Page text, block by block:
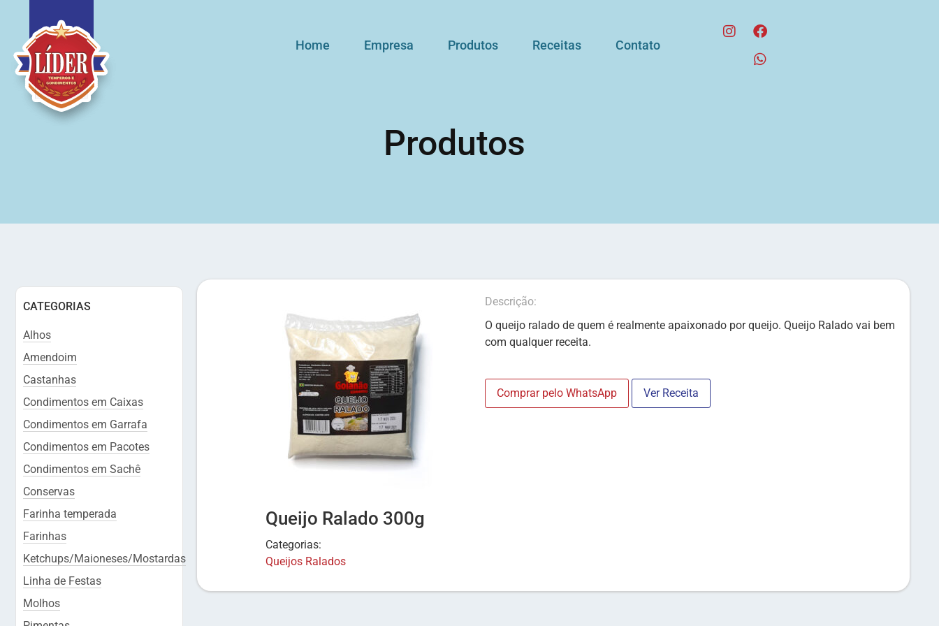
Home Empresa Produtos Receitas Contato
Produtos
CATEGORIAS
Alhos
Amendoim
Castanhas
Condimentos em Caixas
Condimentos em Garrafa
Condimentos em Pacotes
Condimentos em Sachê
Conservas
Farinha temperada
Farinhas
Ketchups/Maioneses/Mostardas
Linha de Festas
Molhos
Queijo Ralado 300g
Categorias:
Queijos Ralados
Descrição:
O queijo ralado de quem é realmente apaixonado por queijo. Queijo Ralado vai bem
com qualquer receita.
Comprar pelo WhatsApp Ver Receita